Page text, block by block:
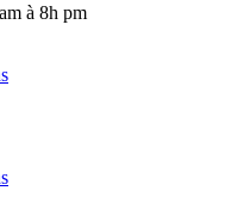
à 8h pm